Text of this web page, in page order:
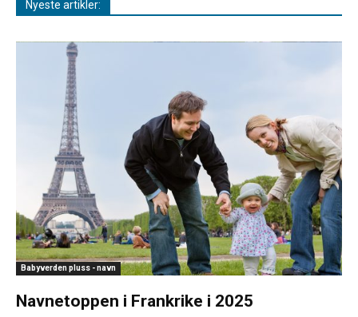
Nyeste artikler:
Babyverden pluss - navn
Navnetoppen i Frankrike i 2025